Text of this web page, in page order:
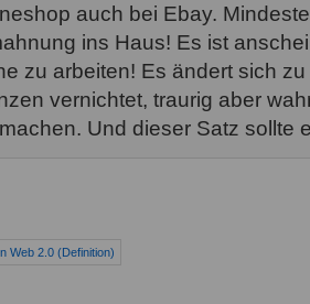
auch bei Ebay.
ins Haus! Es ist
zu arbeiten! Es ändert sich
vernichtet, traurig aber
Und dieser Satz sollte
Web 2.0 (Definition)